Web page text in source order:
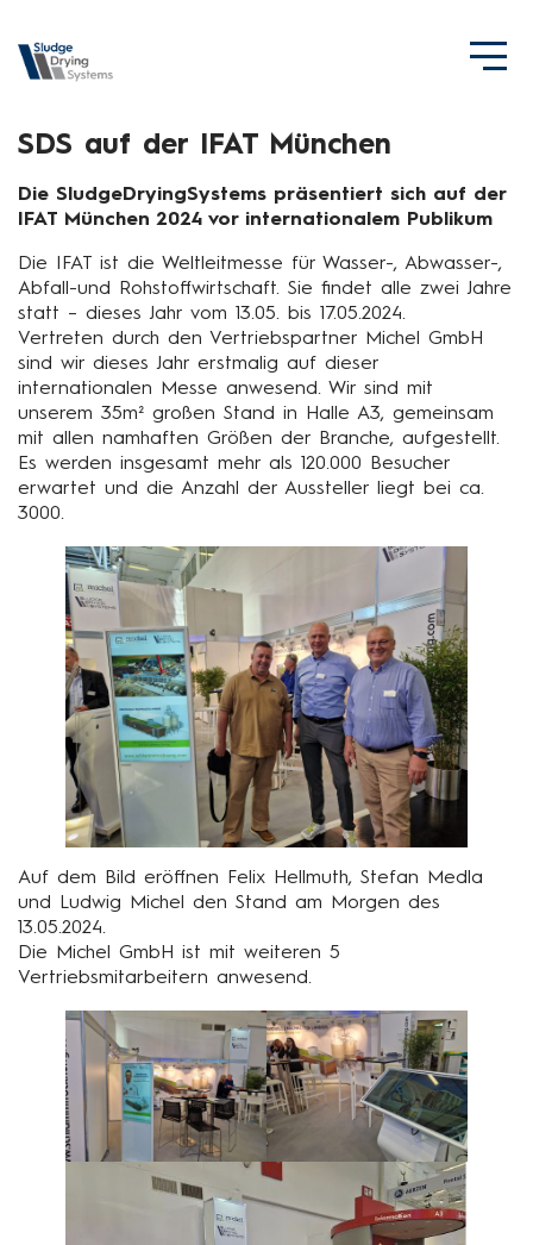
SDS auf der IFAT München
Die SludgeDryingSystems präsentiert sich auf der
IFAT München 2024 vor internationalem Publikum
Die IFAT ist die Weltleitmesse für Wasser-, Abwasser-,
Abfall-und Rohstoffwirtschaft. Sie findet alle zwei Jahre
statt – dieses Jahr vom 13.05. bis 17.05.2024.
Vertreten durch den Vertriebspartner Michel GmbH
sind wir dieses Jahr erstmalig auf dieser
internationalen Messe anwesend. Wir sind mit
unserem 35m² großen Stand in Halle A3, gemeinsam
mit allen namhaften Größen der Branche, aufgestellt.
Es werden insgesamt mehr als 120.000 Besucher
erwartet und die Anzahl der Aussteller liegt bei ca.
3000.
Auf dem Bild eröffnen Felix Hellmuth, Stefan Medla
und Ludwig Michel den Stand am Morgen des
13.05.2024.
Die Michel GmbH ist mit weiteren 5
Vertriebsmitarbeitern anwesend.